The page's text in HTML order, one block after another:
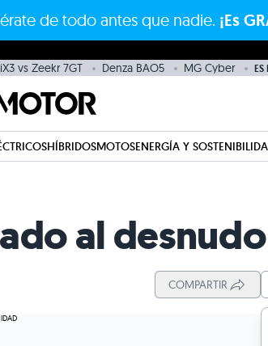
de todo antes que nadie. ¡Es
vs Zeekr 7GT Denza BAO5 MG Cyber ES
HÍBRIDOSMOTOSENERGÍA Y
al desnudo
COMPARTIR